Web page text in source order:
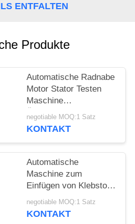
ENTFALTEN
Produkte
Automatische Radnabe
Motor Stator Testen
Maschine
negotiable MOQ:1 Satz
KONTAKT
Automatische
Maschine zum
Einfügen von Klebstoff
mit Magneten auf dem
Rotor
negotiable MOQ:1 Satz
KONTAKT